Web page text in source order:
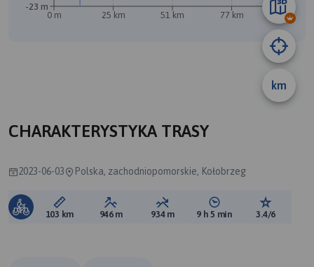
km
0 m 25 km 51 km 77 km 103 km
-23 m
CHARAKTERYSTYKA TRASY
2023-06-03 Polska, zachodniopomorskie, Kołobrzeg
Długość trasy:
103 km Suma przewyższeń:
946 m Suma spadków:
934 m Średni czas potrzebny
9 h 5 min Ocena
3.4/6